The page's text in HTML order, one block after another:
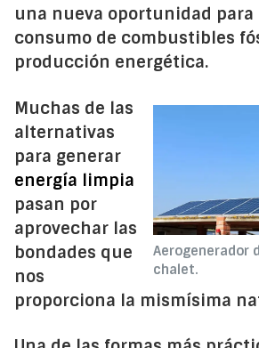
una nueva oportunidad para
consumo de combustibles
producción energética.
Aerogenerador
chalet.
Muchas de las
alternativas
para generar
energía limpia
pasan por
aprovechar las
bondades que
nos
proporciona la mismísima